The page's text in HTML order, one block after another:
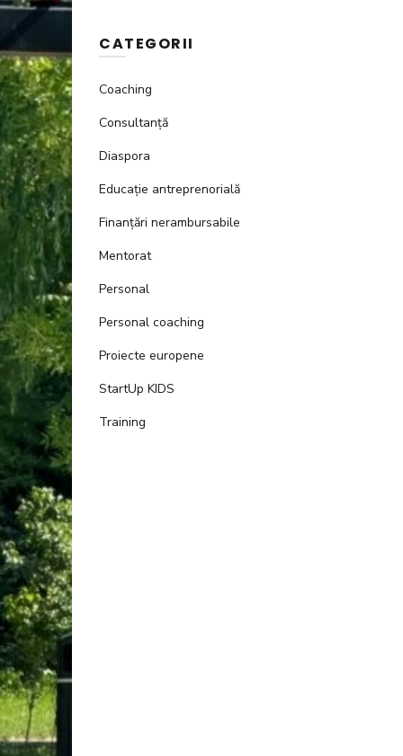
CATEGORII
Coaching
Consultanță
Diaspora
Educație antreprenorială
Finanțări nerambursabile
Mentorat
Personal
Personal coaching
Proiecte europene
StartUp KIDS
Training